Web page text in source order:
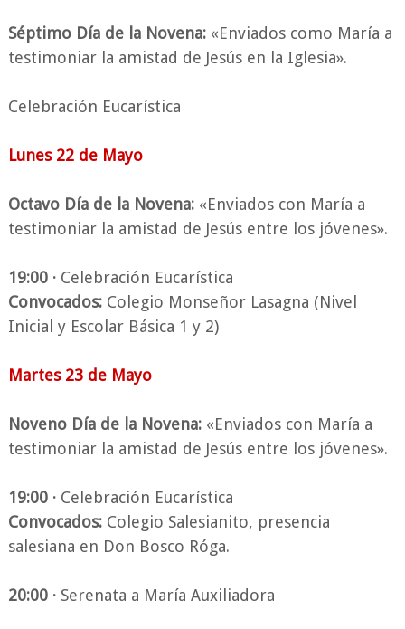
Séptimo Día de la Novena:«Enviados como María a
testimoniar la amistad de Jesús en la Iglesia».
Celebración Eucarística
Lunes 22 de Mayo
Octavo Día de la Novena: «Enviados con María a
testimoniar la amistad de Jesús entre los jóvenes».
19:00 ·Celebración Eucarística
Convocados:Colegio Monseñor Lasagna (Nivel
Inicial y Escolar Básica 1 y 2)
Martes 23 de Mayo
Noveno Día de la Novena:«Enviados con María a
testimoniar la amistad de Jesús entre los jóvenes».
19:00 ·Celebración Eucarística
Convocados:Colegio Salesianito, presencia
salesiana en Don Bosco Róga.
20:00 ·Serenata a María Auxiliadora